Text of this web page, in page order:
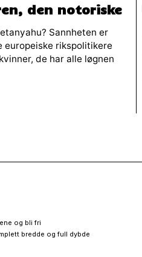
den notoriske
Sannheten er
europeiske rikspolitikere
de har alle løgnen
og bli fri
bredde og full dybde